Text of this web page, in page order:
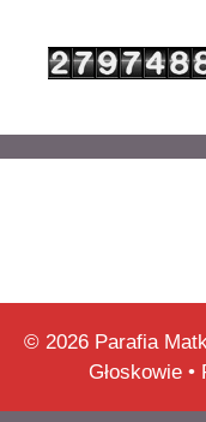
© 2026 Parafia
Głoskowie •